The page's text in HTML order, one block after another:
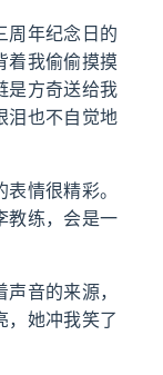
周年纪念日的
着我偷偷摸摸
是方奇送给我
泪也不自觉地
情很精彩。
教练，会是一
音的来源，
，她冲我笑了